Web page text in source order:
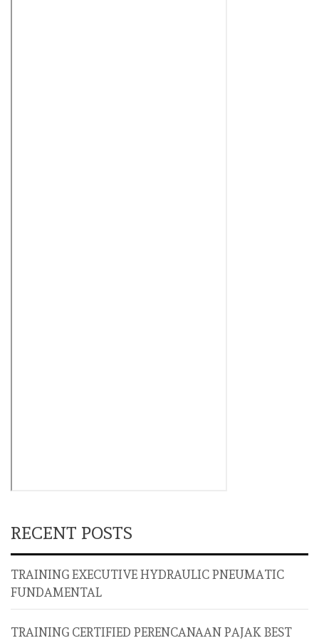
RECENT POSTS
TRAINING EXECUTIVE HYDRAULIC PNEUMATIC
FUNDAMENTAL
TRAINING CERTIFIED PERENCANAAN PAJAK BEST